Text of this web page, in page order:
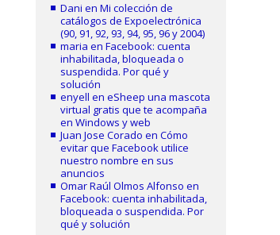
Dani enMi colección de
catálogos de Expoelectrónica
(90, 91, 92, 93, 94, 95, 96 y 2004)
maria enFacebook: cuenta
inhabilitada, bloqueada o
suspendida. Por qué y
solución
enyell eneSheep una mascota
virtual gratis que te acompaña
en Windows y web
Juan Jose Corado enCómo
evitar que Facebook utilice
nuestro nombre en sus
anuncios
Omar Raúl Olmos Alfonso en
Facebook: cuenta inhabilitada,
bloqueada o suspendida. Por
qué y solución